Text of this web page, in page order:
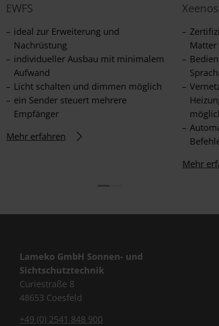
EWFS
ideal zur Erweiterung und
Nachrüstung
individueller Ausbau mit minimalem
Aufwand
Licht schalten und dimmen möglich
ein Sender steuert mehrere
Empfänger
Mehr erfahren
Xeenos
Matter
Mehr
Lameko GmbH Sonnen- und
Sichtschutztechnik
Curiestraße 8
48653 Coesfeld
+49 (0) 2541 848 900